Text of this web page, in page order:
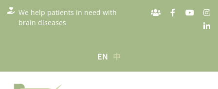
We help patients in need with
brain diseases
EN 中